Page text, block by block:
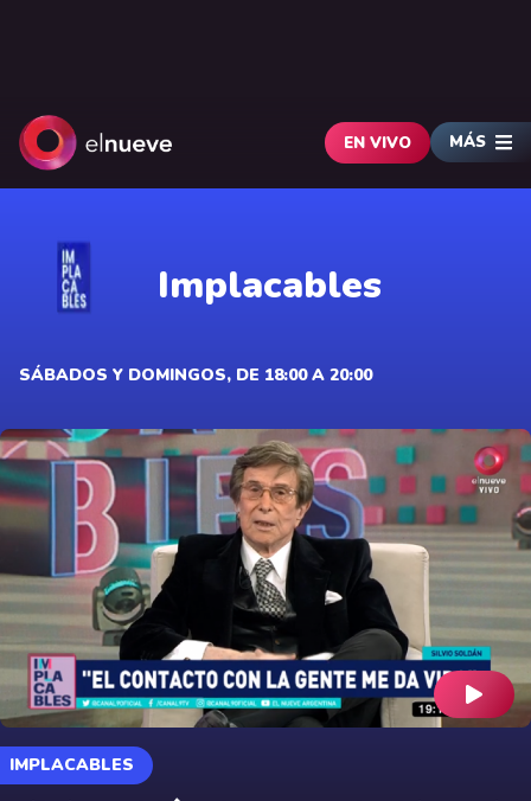
EN VIVO MÁS
Implacables
SÁBADOS Y DOMINGOS, DE 18:00 A 20:00
IMPLACABLES